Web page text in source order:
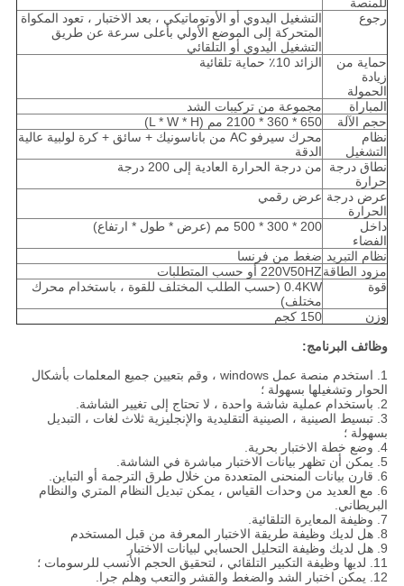
للمنصة
رجوع
التشغيل اليدوي أو الأوتوماتيكي ، بعد الاختبار ، تعود المكواة
المتحركة إلى الموضع الأولي بأعلى سرعة عن طريق
التشغيل اليدوي أو التلقائي
حماية من
زيادة
الحمولة
الزائد 10٪ حماية تلقائية
المباراة
مجموعة من تركيبات الشد
حجم الآلة
650 * 360 * 2100 مم (L * W * H)
نظام
التشغيل
محرك سيرفو AC من باناسونيك + سائق + كرة لولبية عالية
الدقة
نطاق درجة
حرارة
من درجة الحرارة العادية إلى 200 درجة
عرض درجة
الحرارة
عرض رقمي
داخل
الفضاء
200 * 300 * 500 مم (عرض * طول * ارتفاع)
نظام التبريد ضغط من فرنسا
مزود الطاقة220V50HZ أو حسب المتطلبات
قوة
0.4KW (حسب الطلب المختلف للقوة ، باستخدام محرك
مختلف)
وزن
150 كجم
وظائف البرنامج:
1. استخدم منصة عمل windows ، وقم بتعيين جميع المعلمات بأشكال
الحوار وتشغيلها بسهولة ؛
2. باستخدام عملية شاشة واحدة ، لا تحتاج إلى تغيير الشاشة.
3. تبسيط الصينية ، الصينية التقليدية والإنجليزية ثلاث لغات ، التبديل
بسهولة ؛
4. وضع خطة الاختبار بحرية.
5. يمكن أن تظهر بيانات الاختبار مباشرة في الشاشة.
6. قارن بيانات المنحنى المتعددة من خلال طرق الترجمة أو التباين.
6. مع العديد من وحدات القياس ، يمكن تبديل النظام المتري والنظام
البريطاني.
7. وظيفة المعايرة التلقائية.
8. هل لديك وظيفة طريقة الاختبار المعرفة من قبل المستخدم
9. هل لديك وظيفة التحليل الحسابي لبيانات الاختبار
11. لديها وظيفة التكبير التلقائي ، لتحقيق الحجم الأنسب للرسومات ؛
12. يمكن اختبار الشد والضغط والقشر والتعب وهلم جرا.